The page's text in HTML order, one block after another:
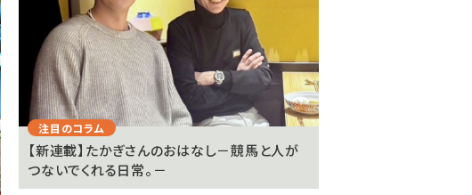
ー
ス
注目のコラム
【新連載】たかぎさんのおはなし－競馬と人が
つないでくれる日常。－